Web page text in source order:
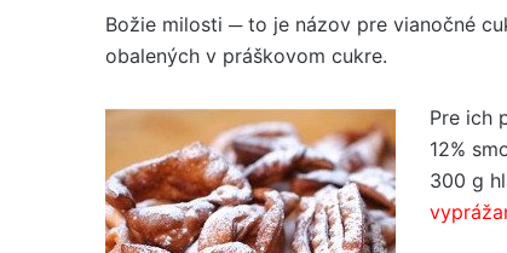
Božie milosti ─ to je názov pre vianočné
obalených v práškovom cukre.
Pre ich
12%
300 g